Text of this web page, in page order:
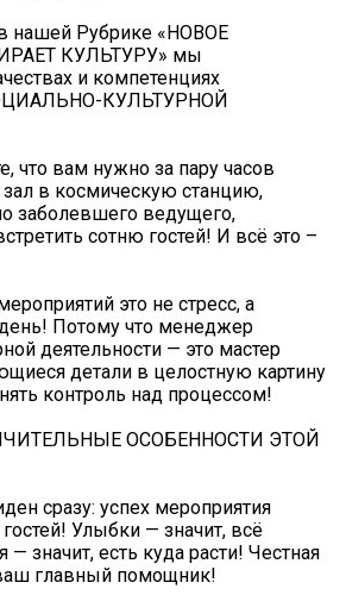
нашей Рубрике «НОВОЕ
КУЛЬТУРУ» мы
и компетенциях
КУЛЬТУРНОЙ
что вам нужно за пару часов
зал в космическую станцию,
заболевшего ведущего,
сотню гостей! И всё это –
это не стресс, а
Потому что менеджер
деятельности — это мастер
детали в целостную картину
контроль над процессом!
ОСОБЕННОСТИ ЭТОЙ
сразу: успех мероприятия
Улыбки — значит, всё
— значит, есть куда расти! Честная
главный помощник!